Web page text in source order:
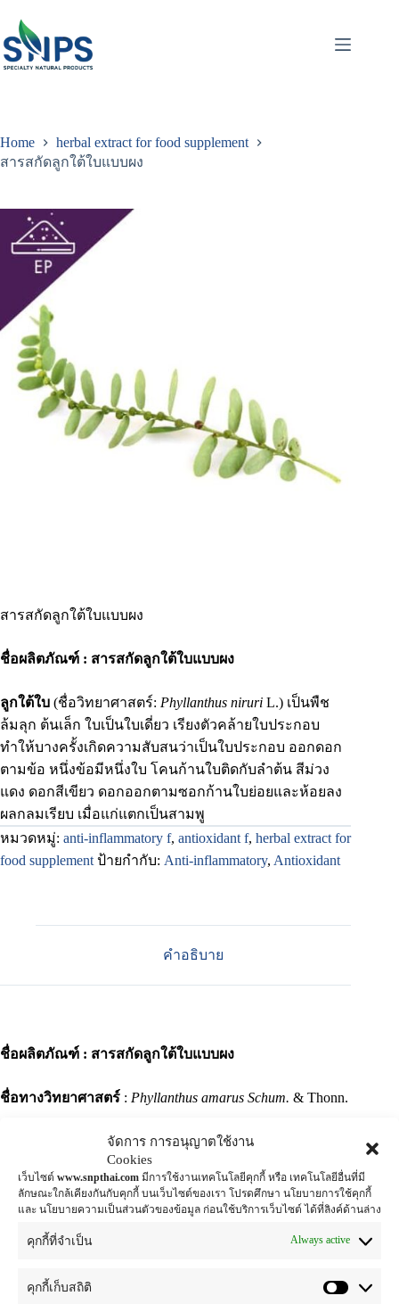
จัดการ การอนุญาตใช้งาน
Cookies
เว็บไซต์ www.snpthai.com มีการใช้งานเทคโนโลยีคุกกี้ หรือ เทคโนโลยีอื่นที่มี
ลักษณะใกล้เคียงกันกับคุกกี้ บนเว็บไซต์ของเรา โปรดศึกษา นโยบายการใช้คุกกี้
และ นโยบายความเป็นส่วนตัวของข้อมูล ก่อนใช้บริการเว็บไซต์ ได้ที่ลิงค์ด้านล่าง
คุกกี้ที่จำเป็น Always active
คุกกี้เก็บสถิติ
Home
herbal extract for food supplement
สารสกัดลูกใต้ใบแบบผง
สารสกัดลูกใต้ใบแบบผง
ชื่อผลิตภัณฑ์ : สารสกัดลูกใต้ใบแบบผง
ลูกใต้ใบ (ชื่อวิทยาศาสตร์: Phyllanthus niruri L.) เป็นพืช
ล้มลุก ต้นเล็ก ใบเป็นใบเดี่ยว เรียงตัวคล้ายใบประกอบ
ทำให้บางครั้งเกิดความสับสนว่าเป็นใบประกอบ ออกดอก
ตามข้อ หนึ่งข้อมีหนึ่งใบ โคนก้านใบติดกับลำต้น สีม่วง
แดง ดอกสีเขียว ดอกออกตามซอกก้านใบย่อยและห้อยลง
ผลกลมเรียบ เมื่อแก่แตกเป็นสามพู
หมวดหมู่: anti-inflammatory f, antioxidant f, herbal extract for
food supplement ป้ายกำกับ: Anti-inflammatory, Antioxidant
คำอธิบาย
ชื่อผลิตภัณฑ์ : สารสกัดลูกใต้ใบแบบผง
ชื่อทางวิทยาศาสตร์ : Phyllanthus amarus Schum. & Thonn.
: EUPHORBIACEAE
ชื่อสามัญ: Luk-Tai-Bai (ลูกใต้ใบ)
ส่วนที่ใช้
เล็ก ใบเป็นใบเดี่ยว เรียงตัวคล้ายใบประกอบ ทำให้บางครั้งเกิด